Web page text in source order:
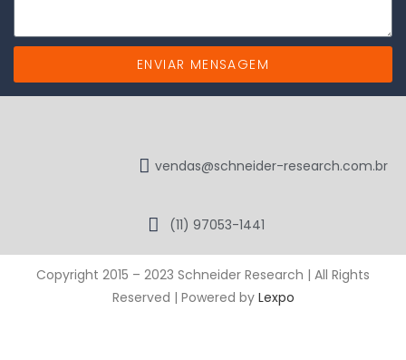
ENVIAR MENSAGEM
vendas@schneider-research.com.br
(11) 97053-1441
Copyright 2015 – 2023 Schneider Research | All Rights
Reserved | Powered by Lexpo